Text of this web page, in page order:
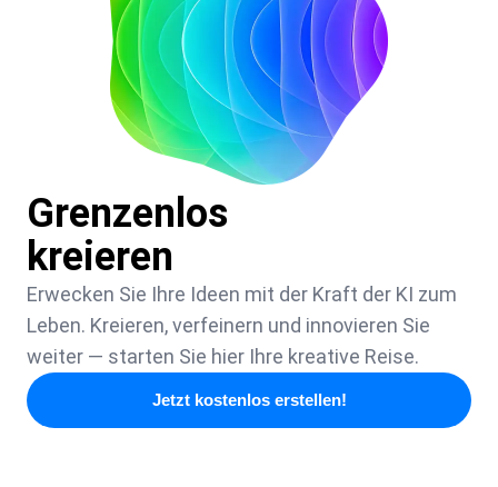
Grenzenlos
kreieren
Erwecken Sie Ihre Ideen mit der Kraft der KI zum
Leben. Kreieren, verfeinern und innovieren Sie
weiter — starten Sie hier Ihre kreative Reise.
Jetzt kostenlos erstellen!